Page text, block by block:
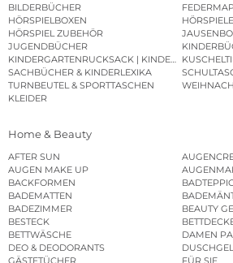
BILDERBÜCHER
HÖRSPIELBOXEN
HÖRSPIEL ZUBEHÖR
JUGENDBÜCHER
KINDERGARTENRUCKSACK |
SACHBÜCHER & KINDERLEXIKA
TURNBEUTEL & SPORTTASCHEN
KLEIDER
Home & Beauty
AFTER SUN
AUGEN MAKE UP
BACKFORMEN
BADEMATTEN
BADEZIMMER
BEAUTY
BESTECK
BETTWÄSCHE
DAMEN
DEO & DEODORANTS
GÄSTETÜCHER
FÜR SIE